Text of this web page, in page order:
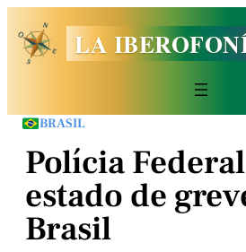
LA
BRASIL
Polícia
estado de
Brasil